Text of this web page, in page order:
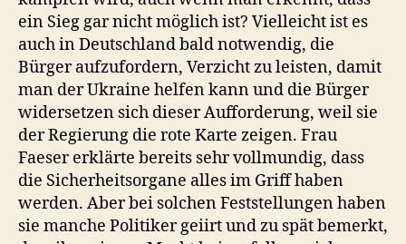
ein Sieg gar nicht möglich ist? Vielleicht ist es
auch in Deutschland bald notwendig, die
Bürger aufzufordern, Verzicht zu leisten, damit
man der Ukraine helfen kann und die Bürger
widersetzen sich dieser Aufforderung, weil sie
der Regierung die rote Karte zeigen. Frau
Faeser erklärte bereits sehr vollmundig, dass
die Sicherheitsorgane alles im Griff haben
werden. Aber bei solchen Feststellungen haben
sie manche Politiker geiirt und zu spät bemerkt,